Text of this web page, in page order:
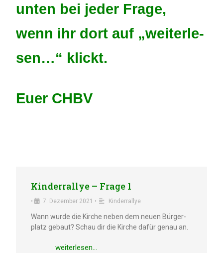
unten bei jeder Frage,
wenn ihr dort auf „weiter­le­
sen…“ klickt.
Euer CHBV
Kinder­ral­lye – Frage 1
• 7. Dezem­ber 2021 • Kinder­ral­lye
Wann wurde die Kirche neben dem neuen Bürger­
platz gebaut? Schau dir die Kirche dafür genau an.
weiter­le­sen…